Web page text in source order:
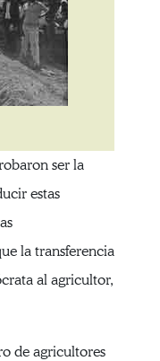
ser la
estas
la transferencia
al agricultor,
de agricultores